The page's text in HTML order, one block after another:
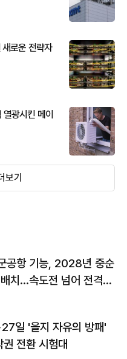
로운 전략자
광시킨 메이
보기
공항 기능, 2028년 중순
치…속도전 넘어 전격
일 '을지 자유의 방패'
전환 시험대